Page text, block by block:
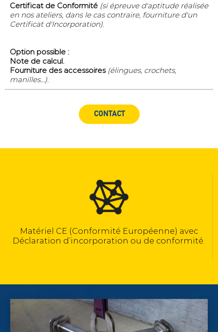
Certificat de Conformité (si épreuve d'aptitude réalisée
en nos ateliers, dans le cas contraire, fourniture d'un
Certificat d'Incorporation).
Option possible :
Note de calcul.
Fourniture des accessoires (élingues, crochets,
manilles...).
CONTACT
Matériel CE (Conformité Européenne) avec
Déclaration d’incorporation ou de conformité.